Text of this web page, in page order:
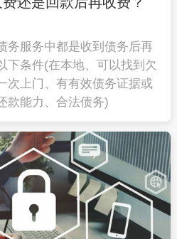
务服务中都是收到债务后再
下条件(在本地、可以找到欠
次上门、有有效债务证据或
款能力、合法债务)